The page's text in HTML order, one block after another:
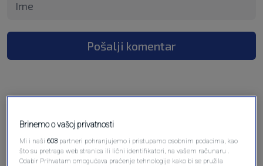
Pošalji komentar
Brinemo o vašoj privatnosti
Mi i naši603 partneri pohranjujemo i pristupamo osobnim podacima, kao
što su pretraga web stranica ili lični identifikatori, na vašem računaru .
Odabir Prihvatam omogućava praćenje tehnologije kako bi se pružila